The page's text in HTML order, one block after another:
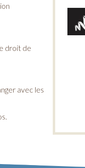
droit de
avec les